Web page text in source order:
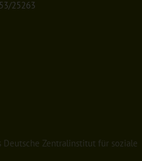
25263
Zentralinstitut für soziale